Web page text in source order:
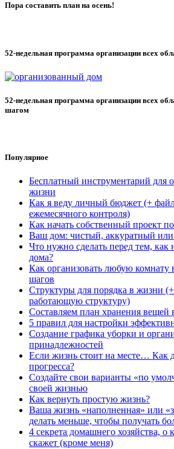
Пора составить план на осень!
52-недельная программа организации всех
52-недельная программа организации всех
шагом
Популярное
Бесплатный инструментарий для
жизни
Как я веду личный бюджет (+
ежемесячного контроля)
Как начать собственный проект
Ваш дом: чистый, аккуратный
Что нужно сделать перед тем, как
дома?
Как организовать любую
шагов
Структуры для порядка в жизни (+
работающую структуру)
Составляем план хранения вещей
5 правил для настройки
Создание графика уборки и
принадлежностей
Если жизнь стоит на месте… Как
прогресса?
Создайте свои варианты «по
своей жизнью
Как вернуть простую жизнь?
Ваша жизнь «наполненная» или
делать меньше, чтобы получать
4 секрета домашнего хозяйства, о
скажет (кроме меня)